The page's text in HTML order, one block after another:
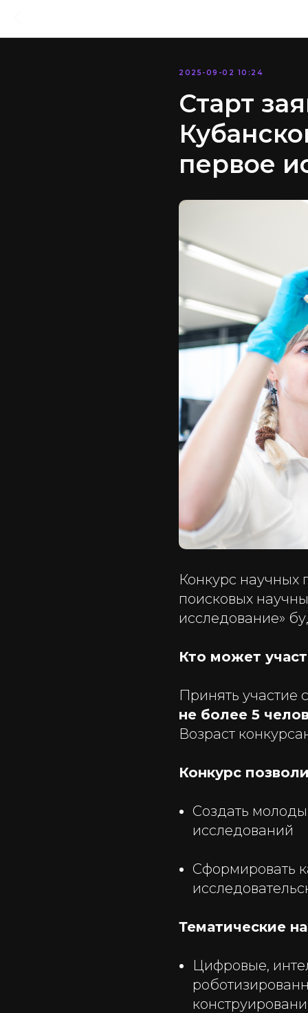
2025-09-02 10:24
Старт
первое
Конкурс научных
поисковых
исследование»
Кто может
Принять участие
не более 5
Возраст
Конкурс
Создать
исследований
Сформировать
Тематические
Цифровые,